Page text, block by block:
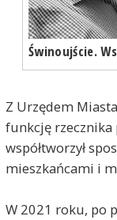
Świnoujście.
Z Urzędem
funkcję rzecznika
współtworzył
mieszkańcami i
W 2021 roku, po